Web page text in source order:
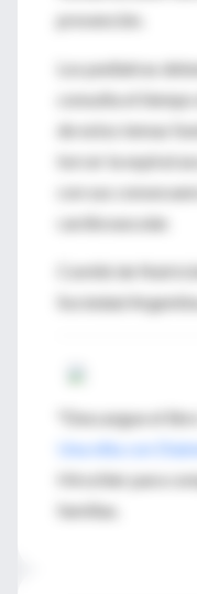
prevención.
Los pediatras
consulta el
de estos temas
torcer la espiral
con sus
cardiovascular.
Comité de
Sociedad
*Descargue el libro
Una niña con
Hirschler para
familias.